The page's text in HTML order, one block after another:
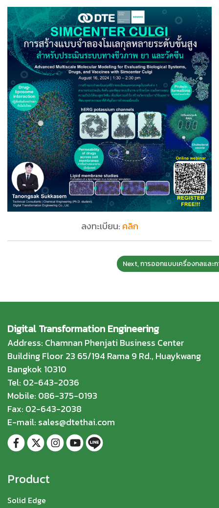
ลงทะเบียน: คลิก
Next, การออกแบบเครื่องกลและ
Digital Transformation Engineering
Address: Chamnan Phenjati Business Center
Building Floor 23 65/194 Rama 9 Rd., Huaykwang
Bangkok 10310
Tel: 02-643-2036
Mobile: 086-375-0193
Fax: 02-643-2038
E-mail: sales@dtethai.com
Product
Solid Edge